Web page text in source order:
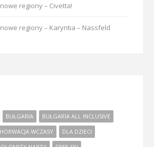
regiony – Civetta!
regiony – Karyntia – Nassfeld
BUŁGARIA
BUŁGARIA ALL INCLUSIVE
WCZASY
DLA DZIECI